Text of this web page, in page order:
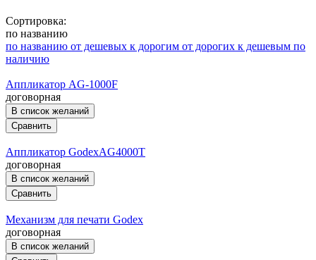
Сортировка:
по названию
по названию от дешевых к дорогим от дорогих к дешевым по
наличию
Аппликатор AG-1000F
договорная
В список желаний
Сравнить
Аппликатор GodexAG4000T
договорная
В список желаний
Сравнить
Механизм для печати Godex
договорная
В список желаний